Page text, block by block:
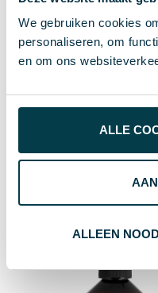
We gebruiken cookies
personaliseren, om
en om ons
ALLE
ALLEEN
Hoogte
Lengte
Wat